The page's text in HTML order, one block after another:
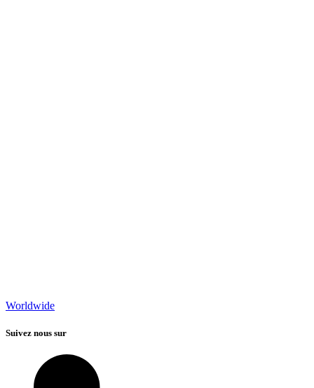
Worldwide
Suivez nous sur